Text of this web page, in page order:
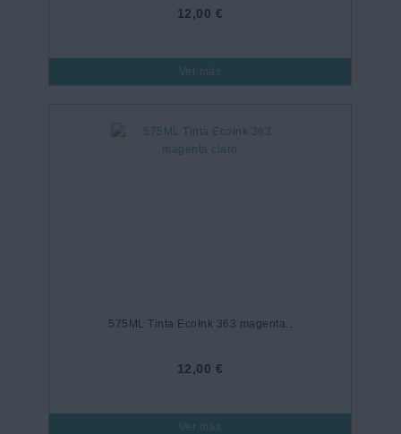
12,00 €
Ver más
575ML Tinta EcoInk 363 magenta..
12,00 €
Ver más